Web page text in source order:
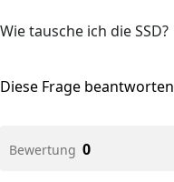
Wie tausche ich die SSD?
Diese Frage beantworten
Bewertung 0